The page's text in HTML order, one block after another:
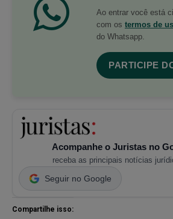
Ao entrar você está
com os termos de
do Whatsapp.
PARTICIPE
Acompanhe o Juristas no
receba as principais notícias
Seguir no Google
Compartilhe isso: